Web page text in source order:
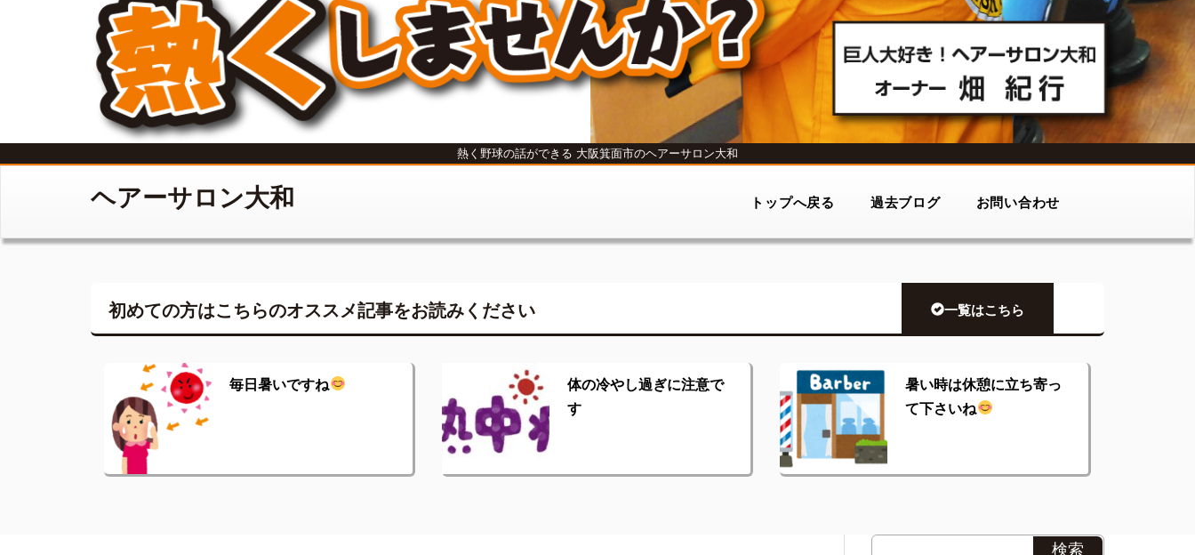
熱く野球の話ができる 大阪箕面市のヘアーサロン大和
ヘアーサロン大和 トップへ戻る 過去ブログ お問い合わせ
初めての方はこちらのオススメ記事をお読みください 一覧はこちら
毎日暑いですね
体の冷やし過ぎに注意で
す
暑い時は休憩に立ち寄っ
て下さいね